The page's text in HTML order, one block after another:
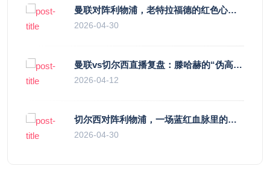
曼联对阵利物浦，老特拉福德的红色心跳与蓝色暗涌
2026-04-30
曼联vs切尔西直播复盘：滕哈赫的“伪高位”与波切蒂诺的“无锋阵”，谁更拧巴？
2026-04-12
切尔西对阵利物浦，一场蓝红血脉里的恩怨与忠诚
2026-04-30